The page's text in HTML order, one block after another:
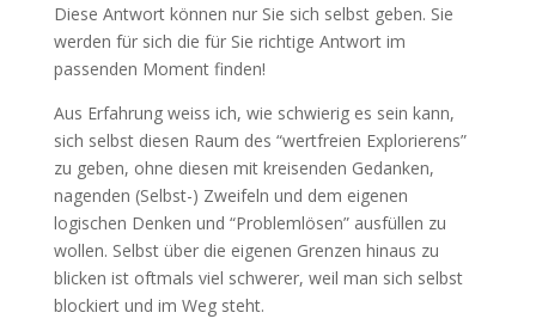
Diese Antwort können nur Sie sich selbst geben. Sie
werden für sich die für Sie richtige Antwort im
passenden Moment finden!
Aus Erfahrung weiss ich, wie schwierig es sein kann,
sich selbst diesen Raum des “wertfreien Explorierens”
zu geben, ohne diesen mit kreisenden Gedanken,
nagenden (Selbst-) Zweifeln und dem eigenen
logischen Denken und “Problemlösen” ausfüllen zu
wollen. Selbst über die eigenen Grenzen hinaus zu
blicken ist oftmals viel schwerer, weil man sich selbst
blockiert und im Weg steht.